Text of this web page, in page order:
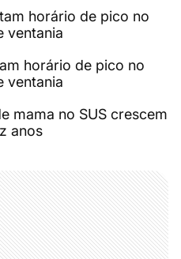
horário de pico no
ventania
horário de pico no
ventania
mama no SUS crescem
anos